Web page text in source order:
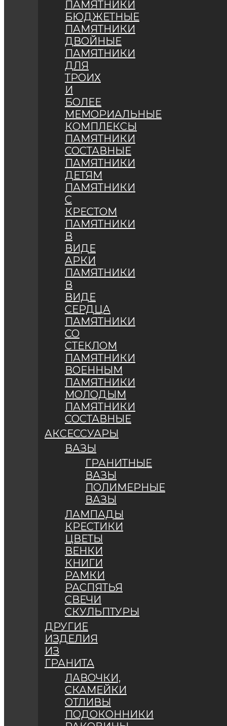
ПАМЯТНИКИ
БЮДЖЕТНЫЕ
ПАМЯТНИКИ
ДВОЙНЫЕ
ПАМЯТНИКИ
ДЛЯ
ТРОИХ
И
БОЛЕЕ
МЕМОРИАЛЬНЫЕ
КОМПЛЕКСЫ
ПАМЯТНИКИ
СОСТАВНЫЕ
ПАМЯТНИКИ
ДЕТЯМ
ПАМЯТНИКИ
С
КРЕСТОМ
ПАМЯТНИКИ
В
ВИДЕ
АРКИ
ПАМЯТНИКИ
В
ВИДЕ
СЕРДЦА
ПАМЯТНИКИ
СО
СТЕКЛОМ
ПАМЯТНИКИ
ВОЕННЫМ
ПАМЯТНИКИ
МОЛОДЫМ
ПАМЯТНИКИ
СОСТАВНЫЕ
АКСЕССУАРЫ
ВАЗЫ
ГРАНИТНЫЕ
ВАЗЫ
ПОЛИМЕРНЫЕ
ВАЗЫ
ЛАМПАДЫ
КРЕСТИКИ
ЦВЕТЫ
ВЕНКИ
КНИГИ
РАМКИ
РАСПЯТЬЯ
СВЕЧИ
СКУЛЬПТУРЫ
ДРУГИЕ
ИЗДЕЛИЯ
ИЗ
ГРАНИТА
ЛАВОЧКИ,
СКАМЕЙКИ
ОТЛИВЫ
ПОДОКОННИКИ